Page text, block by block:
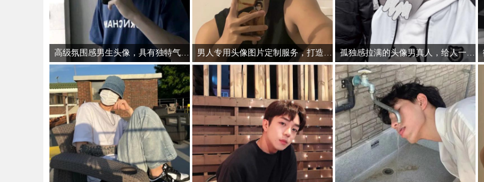
高级氛围感男生头像，具有独特气质和艺术感的男性头像 男人专用头像图片定制服务，打造专属个人形象 孤独感拉满的头像男真人，给人一种脆弱而敏感的印象